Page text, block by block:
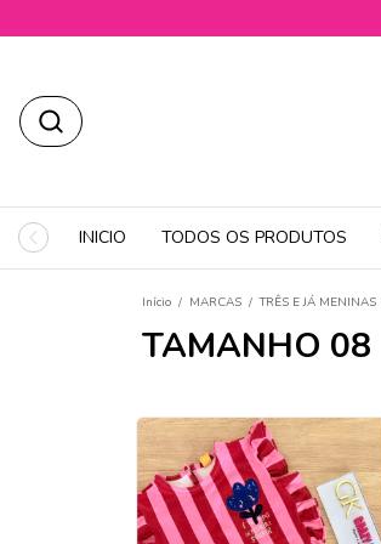
INICIO TODOS OS PRODUTOS
Início / MARCAS / TRÊS E JÁ MENINAS
TAMANHO 08